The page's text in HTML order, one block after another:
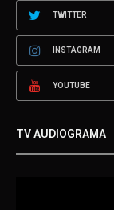
TWITTER
INSTAGRAM
YOUTUBE
TV AUDIOGRAMA